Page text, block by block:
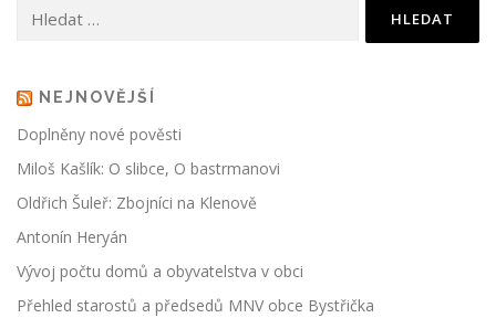
NEJNOVĚJŠÍ
Doplněny nové pověsti
Miloš Kašlík: O slibce, O bastrmanovi
Oldřich Šuleř: Zbojníci na Klenově
Antonín Heryán
Vývoj počtu domů a obyvatelstva v obci
Přehled starostů a předsedů MNV obce Bystřička